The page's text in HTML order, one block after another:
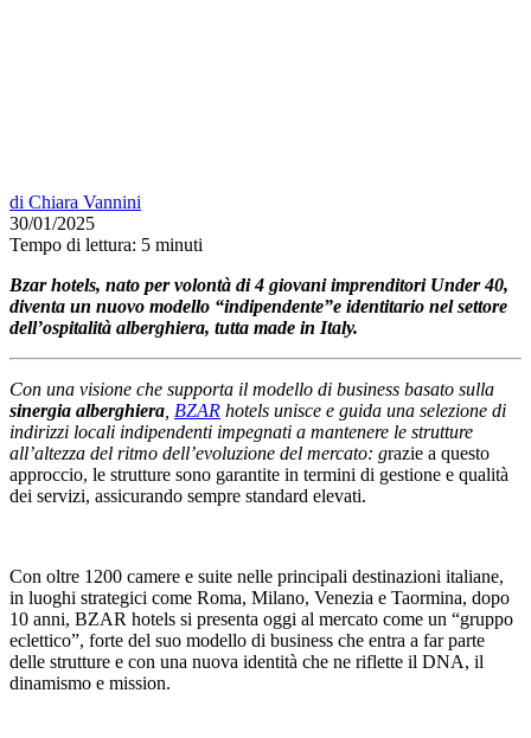
di Chiara Vannini
30/01/2025
Tempo di lettura: 5 minuti
Bzar hotels, nato per volontà di 4 giovani imprenditori Under 40,
diventa un nuovo modello “indipendente”e identitario nel settore
dell’ospitalità alberghiera, tutta made in Italy.
Con una visione che supporta il modello di business basato sulla
sinergia alberghiera BZAR hotels unisce e guida una selezione di
indirizzi locali indipendenti impegnati a mantenere le strutture
all’altezza del ritmo dell’evoluzione del mercato: grazie a questo
approccio, le strutture sono garantite in termini di gestione e qualità
dei servizi, assicurando sempre standard elevati.
Con oltre 1200 camere e suite nelle principali destinazioni italiane,
in luoghi strategici come Roma, Milano, Venezia e Taormina, dopo
10 anni, BZAR hotels si presenta oggi al mercato come un “gruppo
eclettico”, forte del suo modello di business che entra a far parte
delle strutture e con una nuova identità che ne riflette il DNA, il
dinamismo e mission.